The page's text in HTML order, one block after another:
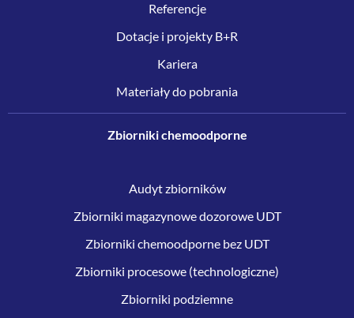
Referencje
Dotacje i projekty B+R
Kariera
Materiały do pobrania
Zbiorniki chemoodporne
Audyt zbiorników
Zbiorniki magazynowe dozorowe UDT
Zbiorniki chemoodporne bez UDT
Zbiorniki procesowe (technologiczne)
Zbiorniki podziemne